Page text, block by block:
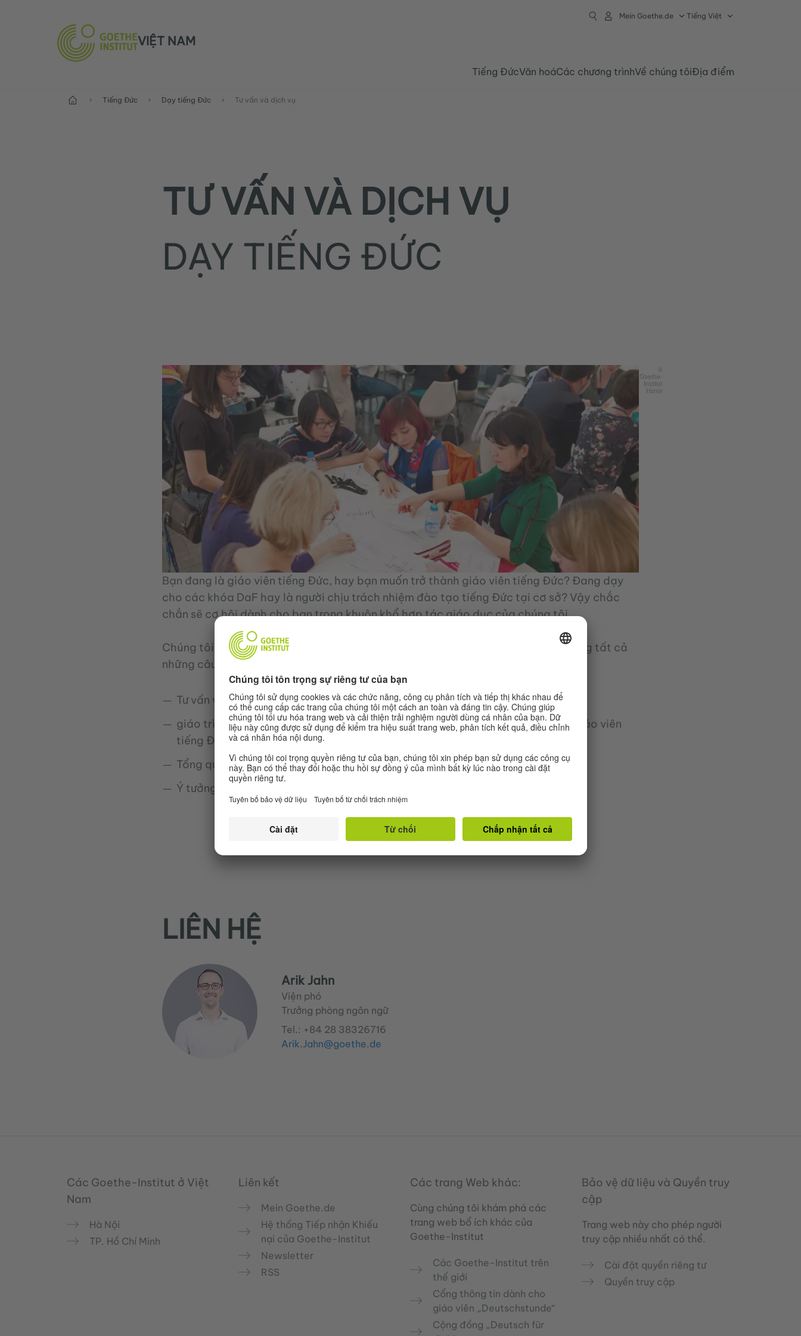
VIỆT NAM
Mein Goethe.de Tiếng Việt
Tiếng ĐứcVăn hoáCác chương trìnhVề chúng tôiĐịa điểm
Trang chủ Tiếng Đức Dạy tiếng Đức Tư vấn và dịch vụ
TƯ VẤN VÀ DỊCH VỤ
DẠY TIẾNG ĐỨC
Goethe-
Institut
Hanoi
Bạn đang là giáo viên tiếng Đức, hay bạn muốn trở thành giáo viên tiếng Đức? Đang dạy
cho các khóa DaF hay là người chịu trách nhiệm đào tạo tiếng Đức tại cơ sở? Vậy chắc
chắn sẽ cơ hội dành cho bạn trong khuôn khổ hợp tác giáo dục của chúng tôi.
Chúng tôi hỗ trợ các giáo viên, các tổ chức và trung tâm đào tại ở Việt Nam trong tất cả
những câu hỏi về dạy tiếng Đức. Chúng tôi có:
Tư vấn về giáo trình dạy và học tiếng Đức; phương pháp dạy; thi cử
giáo trình đào tạo cơ bản giáo viên DaF ở Việt Nam, Đào tạo nâng cao cho giáo viên
tiếng Đức ở Việt Nam và Đức
Tổng quan về các tài liệu mới nhất
Ý tưởng và tài liệu về quảng bá hình ảnh cho nước Đức
LIÊN HỆ
Arik Jahn
Viện phó
Trưởng phòng ngôn ngữ
Tel.: +84 28 38326716
Arik.Jahn@goethe.de
Service- und Informationsbereich
Các Goethe-Institut ở Việt
Nam
Hà Nội
TP. Hồ Chí Minh
Liên kết
Mein Goethe.de
Hệ thống Tiếp nhận Khiếu
nại của Goethe-Institut
Newsletter
RSS
Các trang Web khác:
Cùng chúng tôi khám phá các
trang web bổ ích khác của
Goethe-Institut
Các Goethe-Institut trên
thế giới
Cổng thông tin dành cho
giáo viên „Deutschstunde“
Cộng đồng „Deutsch für
Bảo vệ dữ liệu và Quyền truy
cập
Trang web này cho phép người
truy cập nhiều nhất có thể.
Cài đặt quyền riêng tư
Quyền truy cập